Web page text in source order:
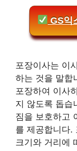
GS익
포장이사는 이
하는 것을 말합
포장하여 이사
지 않도록 돕습
짐을 보호하고
를 제공합니다.
크기와 거리에